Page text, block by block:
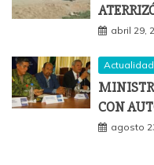
abril 29,
Actualidad
CON
agosto